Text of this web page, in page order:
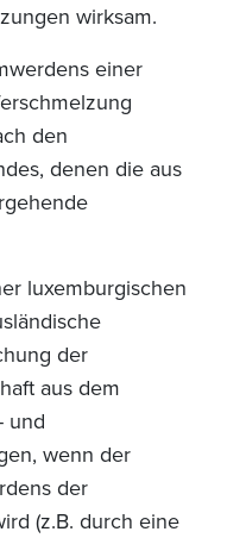
wirksam.
einer
den
denen die aus
luxemburgischen
der
aus dem
und
wenn der
der
(z.B. durch eine